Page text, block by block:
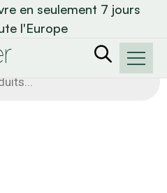
en seulement 7 jours
l'Europe